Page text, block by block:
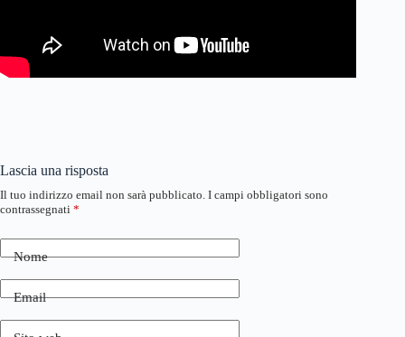
Lascia una risposta
Il tuo indirizzo email non sarà pubblicato. I campi obbligatori sono
contrassegnati *
Nome
Email